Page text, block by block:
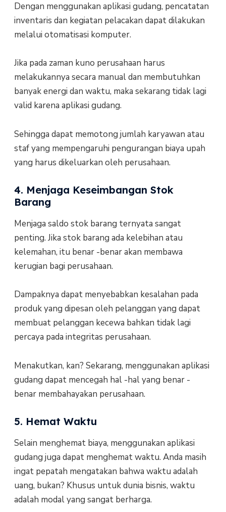
Dengan menggunakan aplikasi gudang, pencatatan
inventaris dan kegiatan pelacakan dapat dilakukan
melalui otomatisasi komputer.
Jika pada zaman kuno perusahaan harus
melakukannya secara manual dan membutuhkan
banyak energi dan waktu, maka sekarang tidak lagi
valid karena aplikasi gudang.
Sehingga dapat memotong jumlah karyawan atau
staf yang mempengaruhi pengurangan biaya upah
yang harus dikeluarkan oleh perusahaan.
4. Menjaga Keseimbangan Stok
Barang
Menjaga saldo stok barang ternyata sangat
penting. Jika stok barang ada kelebihan atau
kelemahan, itu benar -benar akan membawa
kerugian bagi perusahaan.
Dampaknya dapat menyebabkan kesalahan pada
produk yang dipesan oleh pelanggan yang dapat
membuat pelanggan kecewa bahkan tidak lagi
percaya pada integritas perusahaan.
Menakutkan, kan? Sekarang, menggunakan aplikasi
gudang dapat mencegah hal -hal yang benar -
benar membahayakan perusahaan.
5. Hemat Waktu
Selain menghemat biaya, menggunakan aplikasi
gudang juga dapat menghemat waktu. Anda masih
ingat pepatah mengatakan bahwa waktu adalah
uang, bukan? Khusus untuk dunia bisnis, waktu
adalah modal yang sangat berharga.